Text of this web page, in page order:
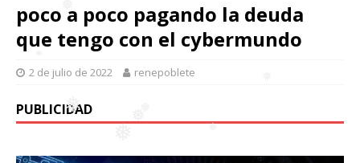
❅
❅
poco a poco pagando la deuda
que tengo con el cybermundo
2 de julio de 2022 renepoblete
PUBLICIDAD